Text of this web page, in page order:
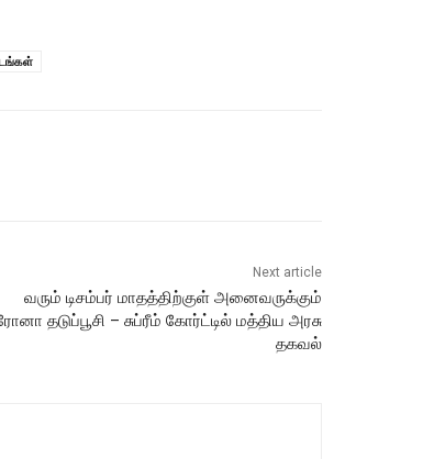
Next article
வரும் டிசம்பர் மாதத்திற்குள் அனைவருக்கும்
தடுப்பூசி – சுப்ரீம் கோர்ட்டில் மத்திய அரசு
தகவல்